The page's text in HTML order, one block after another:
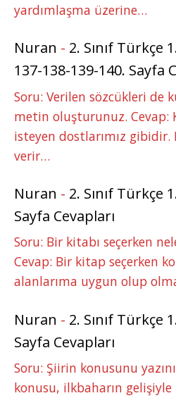
yardımlaşma üzerine…
Nuran - 2. Sınıf Türkçe
137-138-139-140. Sayfa
Soru: Verilen sözcükleri de
metin oluşturunuz.
isteyen dostlarımız
verir…
Nuran - 2. Sınıf Türkçe
Sayfa Cevapları
Soru: Bir kitabı seçerken
Cevap: Bir kitap seçerken
alanlarıma uygun olup
Nuran - 2. Sınıf Türkçe
Sayfa Cevapları
Soru: Şiirin konusunu
konusu, ilkbaharın